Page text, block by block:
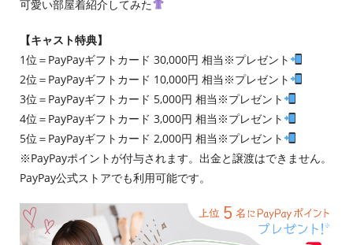
可愛い部屋着紹介してみた
【キャスト特典】
1位＝PayPayギフトカード 30,000円 相当※プレゼント
2位＝PayPayギフトカード 10,000円 相当※プレゼント
3位＝PayPayギフトカード 5,000円 相当※プレゼント
4位＝PayPayギフトカード 3,000円 相当※プレゼント
5位＝PayPayギフトカード 2,000円 相当※プレゼント
※PayPayポイントが付与されます。出金と譲渡はできません。
PayPay公式ストアでも利用可能です。